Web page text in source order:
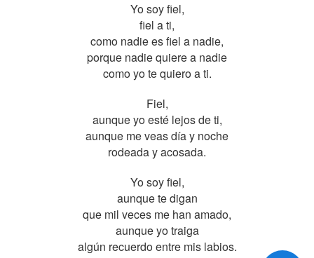
Yo soy fiel,
fiel a ti,
como nadie es fiel a nadie,
porque nadie quiere a nadie
como yo te quiero a ti.
Fiel,
aunque yo esté lejos de ti,
aunque me veas día y noche
rodeada y acosada.
Yo soy fiel,
aunque te digan
que mil veces me han amado,
aunque yo traiga
algún recuerdo entre mis labios.